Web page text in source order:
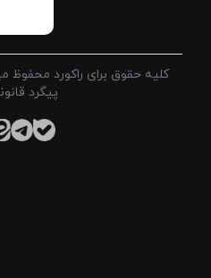
کلیه حقوق برای راکورد محفوظ
پیگرد